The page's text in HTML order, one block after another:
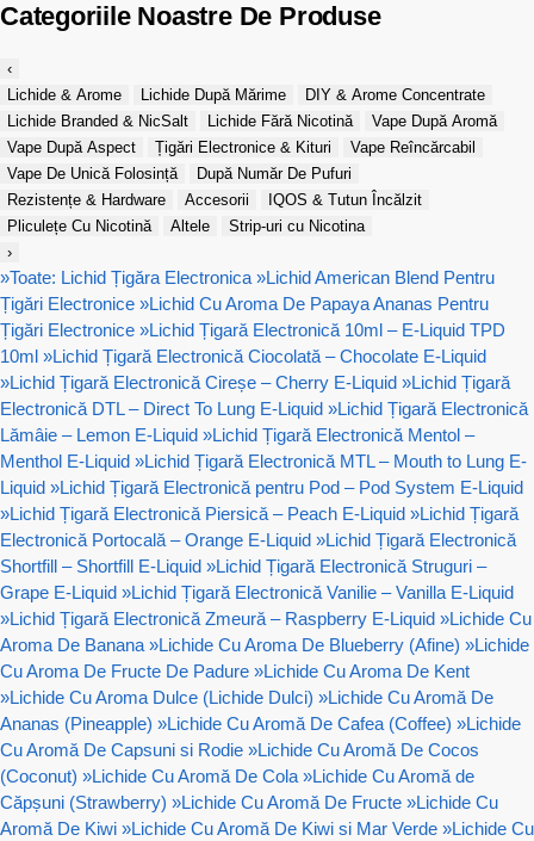
Categoriile Noastre De Produse
‹
Lichide & Arome
Lichide După Mărime
DIY & Arome Concentrate
Lichide Branded & NicSalt
Lichide Fără Nicotină
Vape După Aromă
Vape După Aspect
Țigări Electronice & Kituri
Vape Reîncărcabil
Vape De Unică Folosință
După Număr De Pufuri
Rezistențe & Hardware
Accesorii
IQOS & Tutun Încălzit
Pliculețe Cu Nicotină
Altele
Strip-uri cu Nicotina
›
»Toate: Lichid Țigăra Electronica »Lichid American Blend Pentru
Țigări Electronice »Lichid Cu Aroma De Papaya Ananas Pentru
Țigări Electronice »Lichid Țigară Electronică 10ml – E-Liquid TPD
10ml »Lichid Țigară Electronică Ciocolată – Chocolate E-Liquid
»Lichid Țigară Electronică Cireșe – Cherry E-Liquid »Lichid Țigară
Electronică DTL – Direct To Lung E-Liquid »Lichid Țigară Electronică
Lămâie – Lemon E-Liquid »Lichid Țigară Electronică Mentol –
Menthol E-Liquid »Lichid Țigară Electronică MTL – Mouth to Lung E-
Liquid »Lichid Țigară Electronică pentru Pod – Pod System E-Liquid
»Lichid Țigară Electronică Piersică – Peach E-Liquid »Lichid Țigară
Electronică Portocală – Orange E-Liquid »Lichid Țigară Electronică
Shortfill – Shortfill E-Liquid »Lichid Țigară Electronică Struguri –
Grape E-Liquid »Lichid Țigară Electronică Vanilie – Vanilla E-Liquid
»Lichid Țigară Electronică Zmeură – Raspberry E-Liquid »Lichide Cu
Aroma De Banana »Lichide Cu Aroma De Blueberry (Afine) »Lichide
Cu Aroma De Fructe De Padure »Lichide Cu Aroma De Kent
»Lichide Cu Aroma Dulce (Lichide Dulci) »Lichide Cu Aromă De
Ananas (Pineapple) »Lichide Cu Aromă De Cafea (Coffee) »Lichide
Cu Aromă De Capsuni si Rodie »Lichide Cu Aromă De Cocos
(Coconut) »Lichide Cu Aromă De Cola »Lichide Cu Aromă de
Căpșuni (Strawberry) »Lichide Cu Aromă De Fructe »Lichide Cu
Aromă De Kiwi »Lichide Cu Aromă De Kiwi si Mar Verde »Lichide Cu